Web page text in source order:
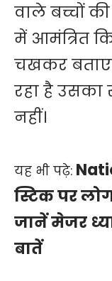
वाले बच्चों
में आमंत्रित
चखकर
रहा है उसका
नहीं।
यह भी पढ़े:
स्टिक पर
जानें मेजर
बातें